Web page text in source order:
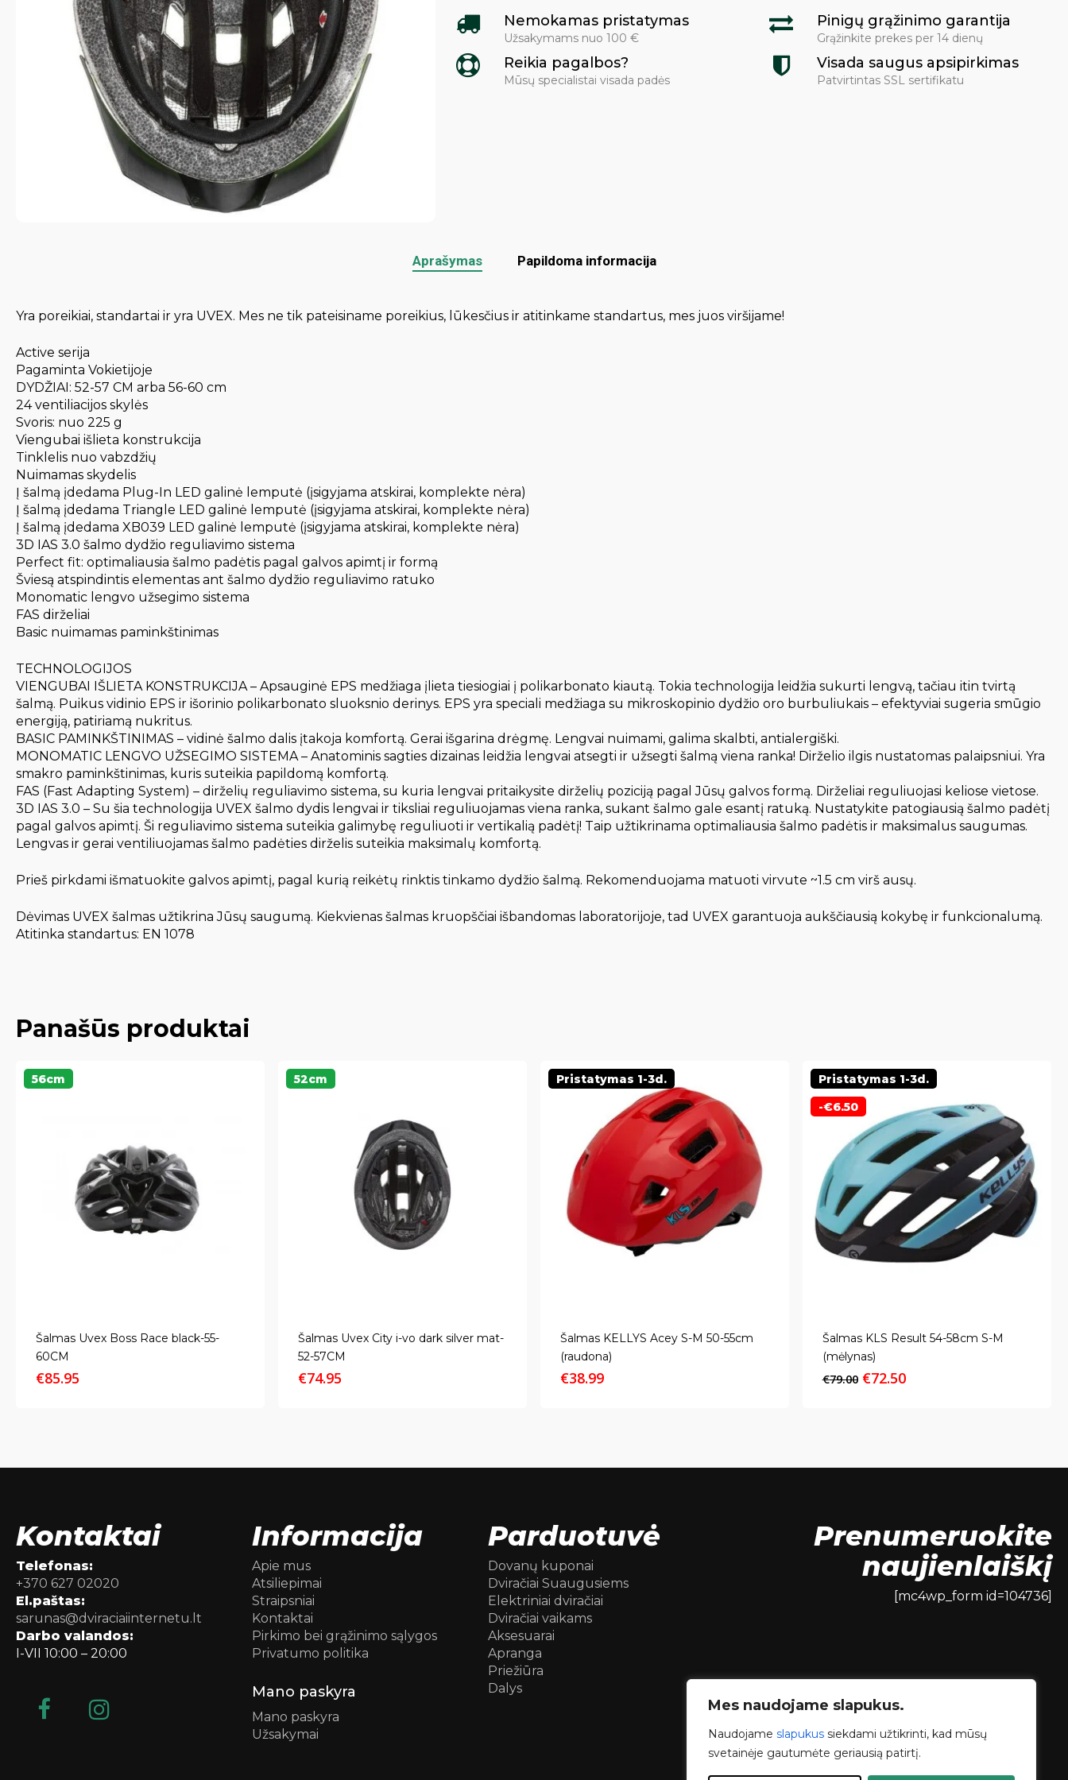
Mes naudojame slapukus.
Naudojame slapukus siekdami užtikrinti, kad mūsų
svetainėje gautumėte geriausią patirtį.
Nemokamas pristatymas
Užsakymams nuo 100 €
Pinigų grąžinimo garantija
Grąžinkite prekes per 14 dienų
Reikia pagalbos?
Mūsų specialistai visada padės
Visada saugus apsipirkimas
Patvirtintas SSL sertifikatu
Aprašymas Papildoma informacija
Yra poreikiai, standartai ir yra UVEX. Mes ne tik pateisiname poreikius, lūkesčius ir atitinkame standartus, mes juos viršijame!
Active serija
Pagaminta Vokietijoje
DYDŽIAI: 52-57 CM arba 56-60 cm
24 ventiliacijos skylės
Svoris: nuo 225 g
Viengubai išlieta konstrukcija
Tinklelis nuo vabzdžių
Nuimamas skydelis
Į šalmą įdedama Plug-In LED galinė lemputė (įsigyjama atskirai, komplekte nėra)
Į šalmą įdedama Triangle LED galinė lemputė (įsigyjama atskirai, komplekte nėra)
Į šalmą įdedama XB039 LED galinė lemputė (įsigyjama atskirai, komplekte nėra)
3D IAS 3.0 šalmo dydžio reguliavimo sistema
Perfect fit: optimaliausia šalmo padėtis pagal galvos apimtį ir formą
Šviesą atspindintis elementas ant šalmo dydžio reguliavimo ratuko
Monomatic lengvo užsegimo sistema
FAS dirželiai
Basic nuimamas paminkštinimas
TECHNOLOGIJOS
VIENGUBAI IŠLIETA KONSTRUKCIJA – Apsauginė EPS medžiaga įlieta tiesiogiai į polikarbonato kiautą. Tokia technologija leidžia sukurti lengvą, tačiau itin tvirtą
šalmą. Puikus vidinio EPS ir išorinio polikarbonato sluoksnio derinys. EPS yra speciali medžiaga su mikroskopinio dydžio oro burbuliukais – efektyviai sugeria smūgio
energiją, patiriamą nukritus.
BASIC PAMINKŠTINIMAS – vidinė šalmo dalis įtakoja komfortą. Gerai išgarina drėgmę. Lengvai nuimami, galima skalbti, antialergiški.
MONOMATIC LENGVO UŽSEGIMO SISTEMA – Anatominis sagties dizainas leidžia lengvai atsegti ir užsegti šalmą viena ranka! Dirželio ilgis nustatomas palaipsniui. Yra
smakro paminkštinimas, kuris suteikia papildomą komfortą.
FAS (Fast Adapting System) – dirželių reguliavimo sistema, su kuria lengvai pritaikysite dirželių poziciją pagal Jūsų galvos formą. Dirželiai reguliuojasi keliose vietose.
3D IAS 3.0 – Su šia technologija UVEX šalmo dydis lengvai ir tiksliai reguliuojamas viena ranka, sukant šalmo gale esantį ratuką. Nustatykite patogiausią šalmo padėtį
pagal galvos apimtį. Ši reguliavimo sistema suteikia galimybę reguliuoti ir vertikalią padėtį! Taip užtikrinama optimaliausia šalmo padėtis ir maksimalus saugumas.
Lengvas ir gerai ventiliuojamas šalmo padėties dirželis suteikia maksimalų komfortą.
Prieš pirkdami išmatuokite galvos apimtį, pagal kurią reikėtų rinktis tinkamo dydžio šalmą. Rekomenduojama matuoti virvute ~1.5 cm virš ausų.
Dėvimas UVEX šalmas užtikrina Jūsų saugumą. Kiekvienas šalmas kruopščiai išbandomas laboratorijoje, tad UVEX garantuoja aukščiausią kokybę ir funkcionalumą.
Atitinka standartus: EN 1078
Panašūs produktai
Šalmas Uvex Boss Race black-55-
60CM
€85.95
56cm
Šalmas Uvex City i-vo dark silver mat-
52-57CM
€74.95
52cm
Šalmas KELLYS Acey S-M 50-55cm
(raudona)
€38.99
Pristatymas 1-3d.
Šalmas KLS Result 54-58cm S-M
(mėlynas)
€79.00 Original
€72.50Current
Pristatymas 1-3d.
-€6.50
Kontaktai
Telefonas:
+370 627 02020
El.paštas:
sarunas@dviraciaiinternetu.lt
Darbo valandos:
I-VII 10:00 – 20:00
Informacija
Apie mus
Atsiliepimai
Straipsniai
Kontaktai
Pirkimo bei grąžinimo sąlygos
Privatumo politika
Mano paskyra
Mano paskyra
Užsakymai
Parduotuvė
Dovanų kuponai
Dviračiai Suaugusiems
Elektriniai dviračiai
Dviračiai vaikams
Aksesuarai
Apranga
Priežiūra
Dalys
Prenumeruokite
naujienlaiškį
[mc4wp_form id=104736]